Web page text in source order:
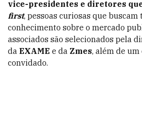
vice-presidentes e diretores
first, pessoas curiosas que buscam
conhecimento sobre o mercado
associados são selecionados pela
da EXAME e da Zmes, além de
convidado.